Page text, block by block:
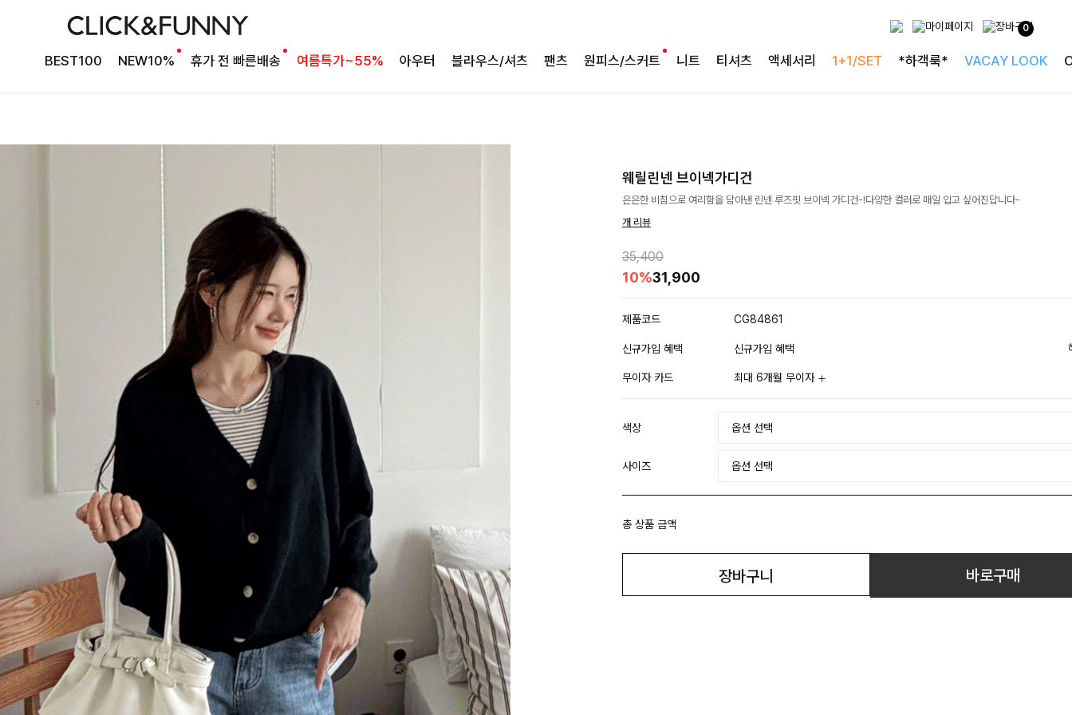
0
BEST100 NEW10% 휴가 전 빠른배송 여름특가~55% 아우터 블라우스/셔츠 팬츠 원피스/스커트 니트 티셔츠 액세서리 1+1/SET *하객룩* VACAY LOOK
웨릴린넨 브이넥가디건
은은한 비침으로 여리함을 담아낸 린넨 루즈핏 브이넥 가디건-!다양한 컬러로 매일 입고 싶어진답니다-
개 리뷰
35,400
10%31,900
제품코드 CG84861
신규가입 혜택 신규가입 혜택
무이자 카드 최대 6개월 무이자
색상
사이즈
총 상품 금액
장바구니 바로구매